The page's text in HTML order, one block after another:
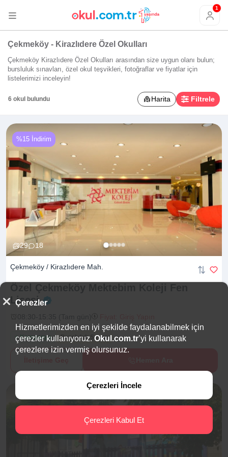
1
Çekmeköy - Kirazlıdere Özel Okulları
Çekmeköy Kirazlıdere Özel Okulları arasından size uygun olanı bulun;
bursluluk sınavları, özel okul teşvikleri, fotoğraflar ve fiyatlar için
listelerimizi inceleyin!
6 okul bulundu Harita Filtrele
29 18
%15 İndirim
Çekmeköy / Kirazlıdere Mah.
Lisesi
+ Kampanya Bursluluk Sınavı
Çerezler
Hizmetlerimizden en iyi şekilde faydalanabilmek için
çerezler kullanıyoruz. Okul.com.tr’yi kullanarak
çerezlere izin vermiş olursunuz.
Çerezleri İncele
Çerezleri Kabul Et